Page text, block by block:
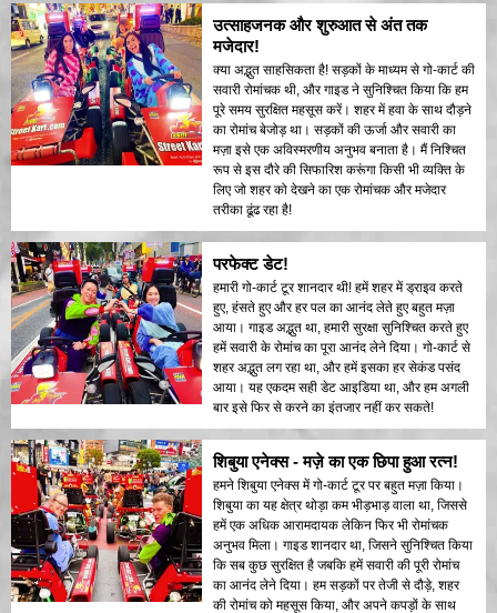
उत्साहजनक और शुरुआत से अंत तक
मजेदार!
क्या अद्भुत साहसिकता है! सड़कों के माध्यम से गो-कार्ट की
सवारी रोमांचक थी, और गाइड ने सुनिश्चित किया कि हम
पूरे समय सुरक्षित महसूस करें। शहर में हवा के साथ दौड़ने
का रोमांच बेजोड़ था। सड़कों की ऊर्जा और सवारी का
मज़ा इसे एक अविस्मरणीय अनुभव बनाता है। मैं निश्चित
रूप से इस दौरे की सिफारिश करूंगा किसी भी व्यक्ति के
लिए जो शहर को देखने का एक रोमांचक और मजेदार
तरीका ढूंढ रहा है!
परफेक्ट डेट!
हमारी गो-कार्ट टूर शानदार थी! हमें शहर में ड्राइव करते
हुए, हंसते हुए और हर पल का आनंद लेते हुए बहुत मज़ा
आया। गाइड अद्भुत था, हमारी सुरक्षा सुनिश्चित करते हुए
हमें सवारी के रोमांच का पूरा आनंद लेने दिया। गो-कार्ट से
शहर अद्भुत लग रहा था, और हमें इसका हर सेकंड पसंद
आया। यह एकदम सही डेट आइडिया था, और हम अगली
बार इसे फिर से करने का इंतजार नहीं कर सकते!
शिबुया एनेक्स - मज़े का एक छिपा हुआ रत्न!
हमने शिबुया एनेक्स में गो-कार्ट टूर पर बहुत मज़ा किया।
शिबुया का यह क्षेत्र थोड़ा कम भीड़भाड़ वाला था, जिससे
हमें एक अधिक आरामदायक लेकिन फिर भी रोमांचक
अनुभव मिला। गाइड शानदार था, जिसने सुनिश्चित किया
कि सब कुछ सुरक्षित है जबकि हमें सवारी की पूरी रोमांच
का आनंद लेने दिया। हम सड़कों पर तेजी से दौड़े, शहर
की रोमांच को महसूस किया, और अपने कपड़ों के साथ